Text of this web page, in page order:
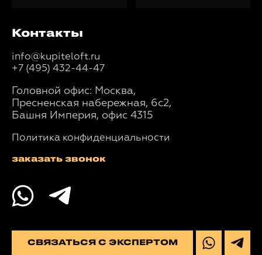
Контакты
info@kupiteloft.ru
+7 (495) 432-44-47
Головной офис: Москва,
Пресненская набережная, 6с2,
Башня Империя, офис 4315
Политика конфиденциальности
заказать звонок
СВЯЗАТЬСЯ С ЭКСПЕРТОМ